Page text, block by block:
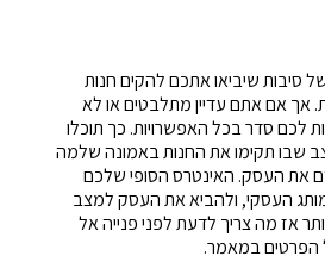
של סיבות שיביאו אתכם להקים חנות
אך אם אתם עדיין מתלבטים או לא
לכם סדר בכל האפשרויות. כך תוכלו
שבו תקימו את החנות באמונה שלמה
את העסק. האינטרס הסופי שלכם
העסקי, ולהביא את העסק למצב
אז מה צריך לדעת לפני פנייה אל
הפרטים במאמר.